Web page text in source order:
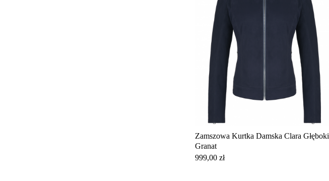
Zamszowa Kurtka Damska Clara Głęboki
Granat
Cena
999,00 zł